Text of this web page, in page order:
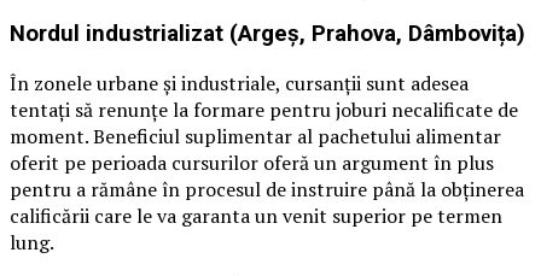
Nordul industrializat (Argeș, Prahova, Dâmbovița)
În zonele urbane și industriale, cursanții sunt adesea
tentați să renunțe la formare pentru joburi necalificate de
moment. Beneficiul suplimentar al pachetului alimentar
oferit pe perioada cursurilor oferă un argument în plus
pentru a rămâne în procesul de instruire până la obținerea
calificării care le va garanta un venit superior pe termen
lung.